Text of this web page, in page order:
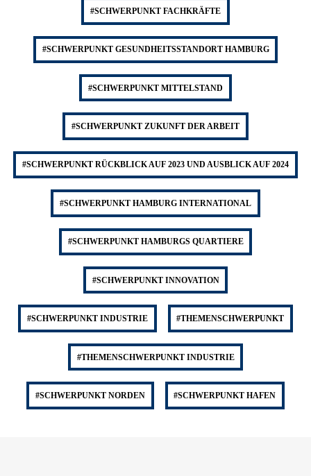
#SCHWERPUNKT FACHKRÄFTE
#SCHWERPUNKT GESUNDHEITSSTANDORT HAMBURG
#SCHWERPUNKT MITTELSTAND
#SCHWERPUNKT ZUKUNFT DER ARBEIT
#SCHWERPUNKT RÜCKBLICK AUF 2023 UND AUSBLICK AUF 2024
#SCHWERPUNKT HAMBURG INTERNATIONAL
#SCHWERPUNKT HAMBURGS QUARTIERE
#SCHWERPUNKT INNOVATION
#SCHWERPUNKT INDUSTRIE #THEMENSCHWERPUNKT
#THEMENSCHWERPUNKT INDUSTRIE
#SCHWERPUNKT NORDEN #SCHWERPUNKT HAFEN